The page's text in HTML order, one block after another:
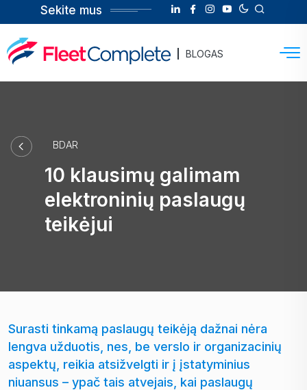
Sekite mus
BLOGAS
BDAR
10 klausimų galimam
elektroninių paslaugų
teikėjui
Surasti tinkamą paslaugų teikėją dažnai nėra
lengva užduotis, nes, be verslo ir organizacinių
aspektų, reikia atsižvelgti ir į įstatyminius
niuansus – ypač tais atvejais, kai paslaugų